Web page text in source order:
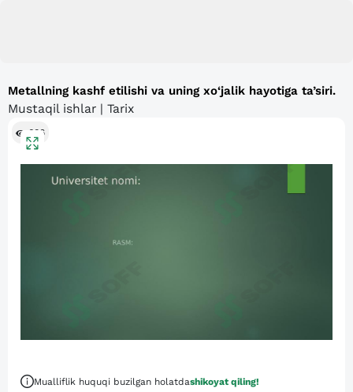
Metallning kashf etilishi va uning xo‘jalik hayotiga ta’siri.
Mustaqil ishlar | Tarix
606
Mualliflik huquqi buzilgan holatdashikoyat qiling!